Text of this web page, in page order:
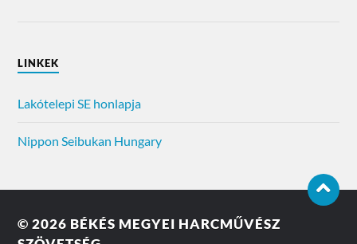
LINKEK
Lakótelepi SE honlapja
Nippon Seibukan Hungary
© 2026 BÉKÉS MEGYEI HARCMŰVÉSZ